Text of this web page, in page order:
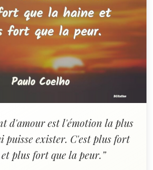
d'amour est l'émotion la plus
puisse exister. C'est plus fort
plus fort que la peur.”